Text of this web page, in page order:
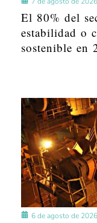
El 80% del
estabilidad o
sostenible en
6 de agosto de 2026